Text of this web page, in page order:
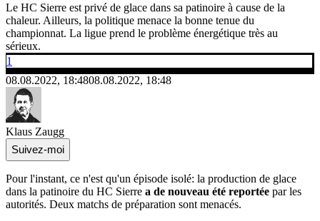
Le HC Sierre est privé de glace dans sa patinoire à cause de la
chaleur. Ailleurs, la politique menace la bonne tenue du
championnat. La ligue prend le problème énergétique très au
sérieux.
1
08.08.2022, 18:4808.08.2022, 18:48
Klaus Zaugg
Suivez-moi
Pour l'instant, ce n'est qu'un épisode isolé: la production de glace
dans la patinoire du HC Sierre a de nouveau été reportée par les
autorités. Deux matchs de préparation sont menacés.